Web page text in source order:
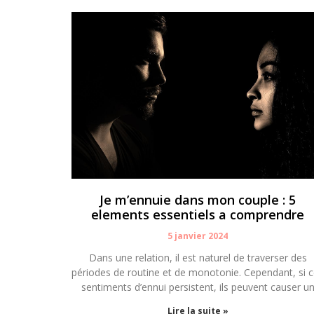
Je m’ennuie dans mon couple : 5
elements essentiels a comprendre
5 janvier 2024
Dans une relation, il est naturel de traverser des
périodes de routine et de monotonie. Cependant, si
sentiments d’ennui persistent, ils peuvent causer un
Lire la suite »